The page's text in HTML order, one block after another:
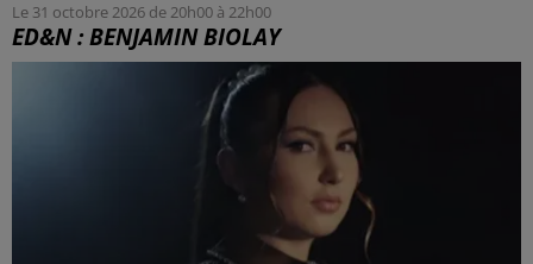
Le 31 octobre 2026 de 20h00 à 22h00
ED&N : BENJAMIN BIOLAY